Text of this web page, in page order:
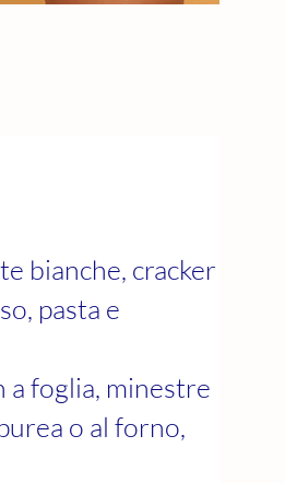
bianche, cracker
pasta e
foglia, minestre
o al forno,